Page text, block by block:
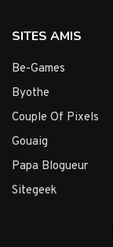
SITES AMIS
Be-Games
Byothe
Couple Of Pixels
Gouaig
Papa Blogueur
Sitegeek